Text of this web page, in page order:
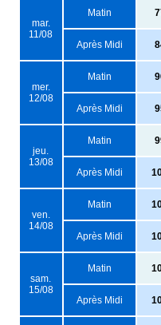
mar.
11/08
Matin
Après Midi
mer.
12/08
Matin
Après Midi
jeu.
13/08
Matin
Après Midi
ven.
14/08
Matin
Après Midi
sam.
15/08
Matin
Après Midi